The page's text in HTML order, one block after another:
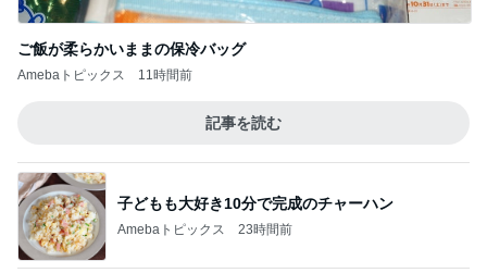
ご飯が柔らかいままの保冷バッグ
Amebaトピックス 11時間前
記事を読む
子どもも大好き10分で完成のチャーハン
Amebaトピックス 23時間前